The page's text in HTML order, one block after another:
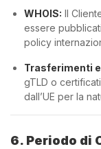
WHOIS: Il
essere
policy
Trasferimenti
gTLD o
dall’UE per la
6. Periodo di